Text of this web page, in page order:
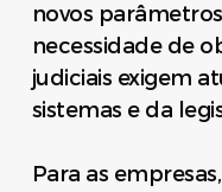
novos
necessidade de
judiciais exigem
sistemas e da
Para as